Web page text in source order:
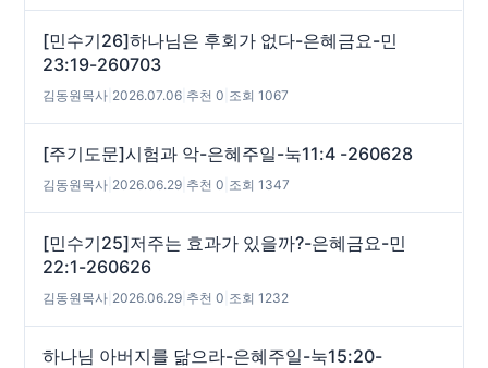
[민수기26]하나님은 후회가 없다-은혜금요-민
23:19-260703
김동원목사 2026.07.06 추천 0 조회 1067
[주기도문]시험과 악-은혜주일-눅11:4 -260628
김동원목사 2026.06.29 추천 0 조회 1347
[민수기25]저주는 효과가 있을까?-은혜금요-민
22:1-260626
김동원목사 2026.06.29 추천 0 조회 1232
하나님 아버지를 닮으라-은혜주일-눅15:20-